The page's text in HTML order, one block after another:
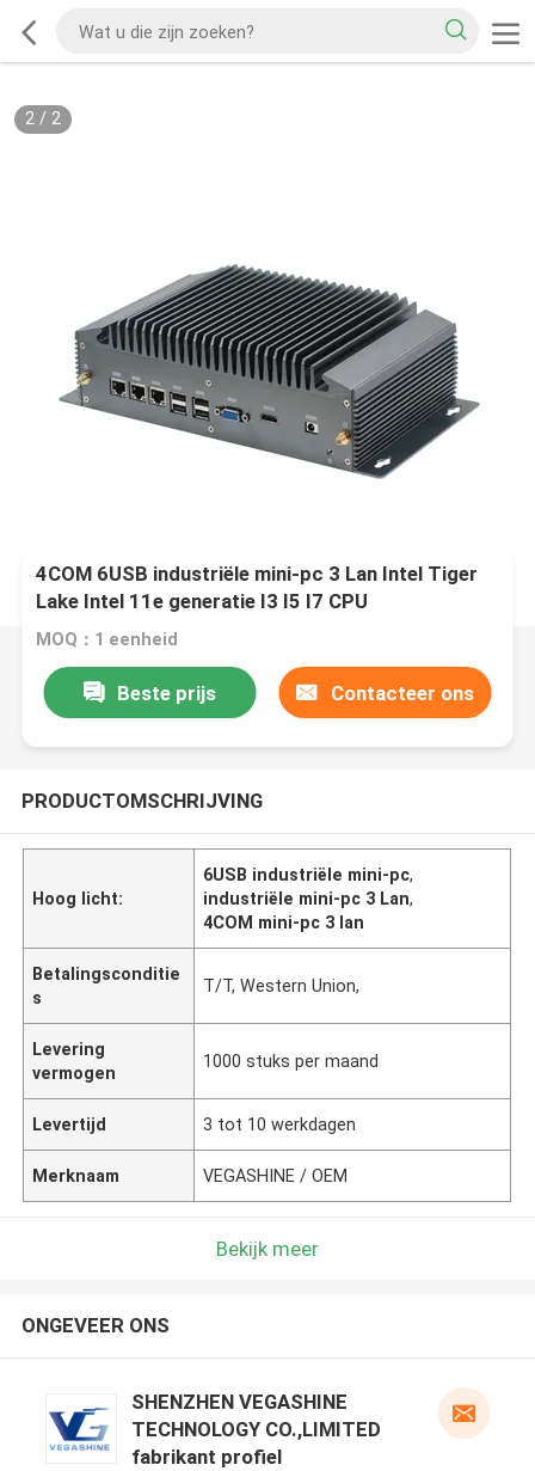
2/ 2
4COM 6USB industriële mini-pc 3 Lan Intel Tiger
Lake Intel 11e generatie I3 I5 I7 CPU
MOQ：1 eenheid
Beste prijs Contacteer ons
PRODUCTOMSCHRIJVING
Hoog licht:
6USB industriële mini-pc,
industriële mini-pc 3 Lan,
4COM mini-pc 3 lan
Betalingsconditie
s
T/T, Western Union,
Levering
vermogen
1000 stuks per maand
Levertijd 3 tot 10 werkdagen
Merknaam VEGASHINE / OEM
Bekijk meer
ONGEVEER ONS
SHENZHEN VEGASHINE
TECHNOLOGY CO.,LIMITED
fabrikant profiel